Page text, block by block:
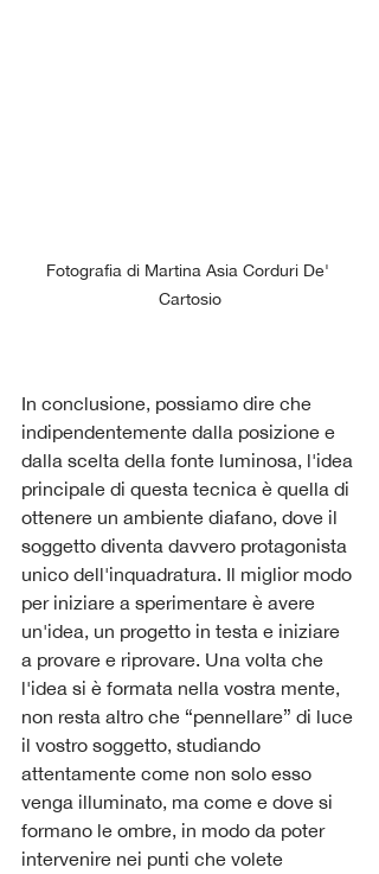
Fotografia di Martina Asia Corduri De'
Cartosio
In conclusione, possiamo dire che
indipendentemente dalla posizione e
dalla scelta della fonte luminosa, l'idea
principale di questa tecnica è quella di
ottenere un ambiente diafano, dove il
soggetto diventa davvero protagonista
unico dell'inquadratura. Il miglior modo
per iniziare a sperimentare è avere
un'idea, un progetto in testa e iniziare
a provare e riprovare. Una volta che
l'idea si è formata nella vostra mente,
non resta altro che “pennellare” di luce
il vostro soggetto, studiando
attentamente come non solo esso
venga illuminato, ma come e dove si
formano le ombre, in modo da poter
intervenire nei punti che volete